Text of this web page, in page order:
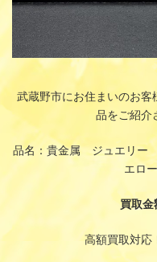
武蔵野市にお住まいのお客
品をご紹介
品名：貴金属 ジュエリ
エロ
買取
高額買取対応